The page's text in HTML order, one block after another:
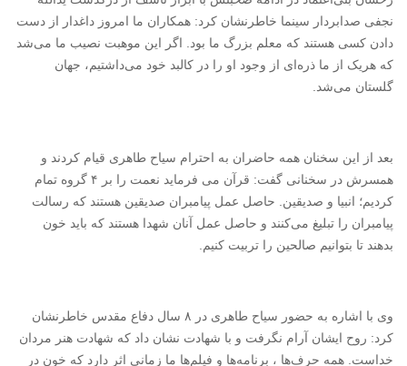
نجفی صدابردار سینما خاطرنشان کرد: همکاران ما امروز داغدار از دست
دادن کسی هستند که معلم بزرگ ما بود. اگر این موهبت نصیب ما می‌شد
که هریک از ما ذره‌ای از وجود او را در کالبد خود می‌داشتیم، جهان
گلستان می‌شد.
بعد از این سخنان همه حاضران به احترام سیاح طاهری قیام کردند و
همسرش در سخنانی گفت: قرآن می فرماید نعمت را بر ۴ گروه تمام
کردیم؛ انبیا و صدیقین. حاصل عمل پیامبران صدیقین هستند که رسالت
پیامبران را تبلیغ می‌کنند و حاصل عمل آنان شهدا هستند که باید خون
بدهند تا بتوانیم صالحین را تربیت کنیم.
وی با اشاره به حضور سیاح طاهری در ۸ سال دفاع مقدس خاطرنشان
کرد: روح ایشان آرام نگرفت و با شهادت نشان داد که شهادت هنر مردان
خداست. همه حرف‌ها ، برنامه‌ها و فیلم‌ها ما زمانی اثر دارد که خون در